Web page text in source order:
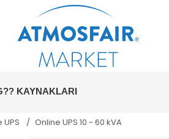
KAYNAKLARI
UPS Online UPS 10 - 60 kVA